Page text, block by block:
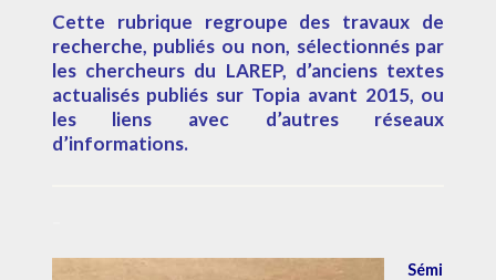
Cette rubrique regroupe des travaux de
recherche, publiés ou non, sélectionnés par
les chercheurs du LAREP, d’anciens textes
actualisés publiés sur Topia avant 2015, ou
les liens avec d’autres réseaux
d’informations.
Sémi